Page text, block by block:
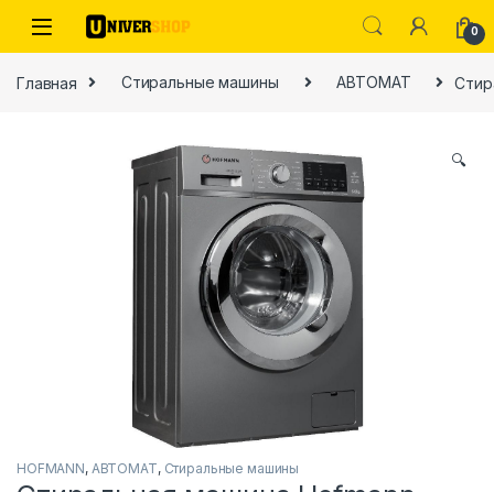
Skip to navigation
Skip to content
0
Главная Стиральные машины АВТОМАТ
🔍
HOFMANN, АВТОМАТ, Стиральные машины